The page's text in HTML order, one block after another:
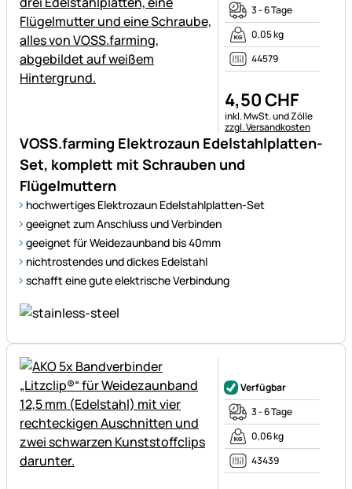
VOSS.farming Elektrozaun Edelstahlplatten-
Set, komplett mit Schrauben und
Flügelmuttern
hochwertiges Elektrozaun Edelstahlplatten-Set
geeignet zum Anschluss und Verbinden
geeignet für Weidezaunband bis 40mm
nichtrostendes und dickes Edelstahl
schafft eine gute elektrische Verbindung
3 - 6 Tage
0,05 kg
44579
4,50CHF
Steuerhinweis:
inkl. MwSt. und Zölle
zzgl. Versandkosten
Verfügbar
3 - 6 Tage
0,06 kg
43439